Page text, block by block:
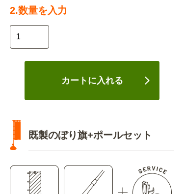
2.数量を入力
カートに入れる
既製のぼり旗+ポールセット